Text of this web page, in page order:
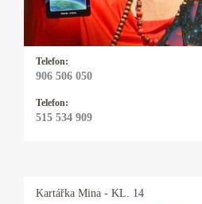
Telefon:
906 506 050
Telefon:
515 534 909
životy. Mohou pomoci
současný a odpovědět na
Kartářka Mina - KL. 14